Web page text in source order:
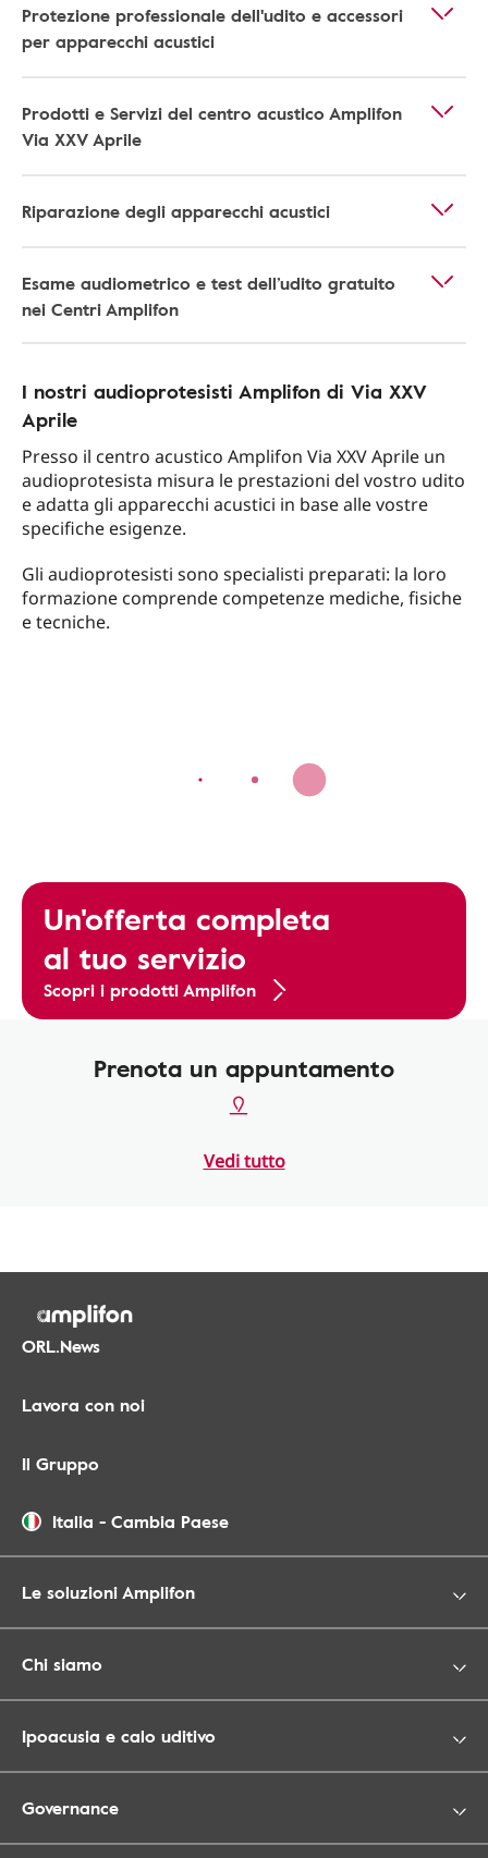
Protezione professionale dell'udito e accessori
per apparecchi acustici
Prodotti e Servizi del centro acustico Amplifon
Via XXV Aprile
Riparazione degli apparecchi acustici
Esame audiometrico e test dell’udito gratuito
nei Centri Amplifon
I nostri audioprotesisti Amplifon di Via XXV
Aprile
Presso il centro acustico Amplifon Via XXV Aprile un
audioprotesista misura le prestazioni del vostro udito
e adatta gli apparecchi acustici in base alle vostre
specifiche esigenze.
Gli audioprotesisti sono specialisti preparati: la loro
formazione comprende competenze mediche, fisiche
e tecniche.
Un'offerta completa
al tuo servizio
Scopri i prodotti Amplifon
Prenota un appuntamento
Vedi tutto
ORL.News
Lavora con noi
Il Gruppo
Italia - Cambia Paese
Le soluzioni Amplifon
Chi siamo
Ipoacusia e calo uditivo
Governance